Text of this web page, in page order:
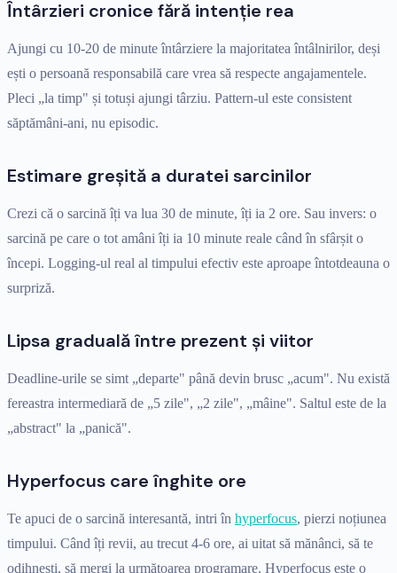
Întârzieri cronice fără intenție rea
Ajungi cu 10-20 de minute întârziere la majoritatea întâlnirilor, deși
ești o persoană responsabilă care vrea să respecte angajamentele.
Pleci „la timp" și totuși ajungi târziu. Pattern-ul este consistent
săptămâni-ani, nu episodic.
Estimare greșită a duratei sarcinilor
Crezi că o sarcină îți va lua 30 de minute, îți ia 2 ore. Sau invers: o
sarcină pe care o tot amâni îți ia 10 minute reale când în sfârșit o
începi. Logging-ul real al timpului efectiv este aproape întotdeauna o
surpriză.
Lipsa graduală între prezent și viitor
Deadline-urile se simt „departe" până devin brusc „acum". Nu există
fereastra intermediară de „5 zile", „2 zile", „mâine". Saltul este de la
„abstract" la „panică".
Hyperfocus care înghite ore
Te apuci de o sarcină interesantă, intri în hyperfocus, pierzi noțiunea
timpului. Când îți revii, au trecut 4-6 ore, ai uitat să mănânci, să te
odihnești, să mergi la următoarea programare. Hyperfocus este o